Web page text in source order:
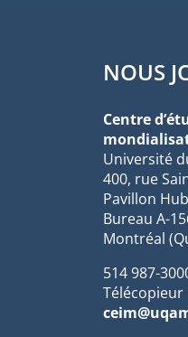
NOUS
Centre
Université
400, rue
Pavillon
Bureau A-
Montréal
514 987-
Télécopieur